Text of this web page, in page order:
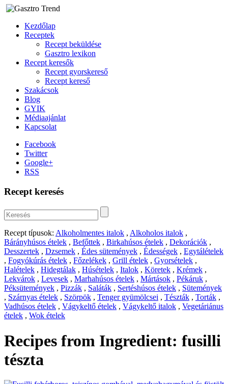
Kezdőlap
Receptek
Recept beküldése
Gasztro lexikon
Recept keresők
Recept gyorskereső
Recept kereső
Szakácsok
Blog
GYIK
Médiaajánlat
Kapcsolat
Facebook
Twitter
Google+
RSS
Recept keresés
Recept típusok: Alkoholmentes italok , Alkoholos italok ,
Bárányhúsos ételek , Befőttek , Birkahúsos ételek , Dekorációk ,
Desszertek , Dzsemek , Édes sütemények , Édességek , Egytálételek
, Fogyókúrás ételek , Főzelékek , Grill ételek , Gyorsételek ,
Halételek , Hidegtálak , Húsételek , Italok , Köretek , Krémek ,
Lekvárok , Levesek , Marhahúsos ételek , Mártások , Pékáruk ,
Péksütemények , Pizzák , Saláták , Sertéshúsos ételek , Sütemények
, Szárnyas ételek , Szörpök , Tenger gyümölcsei , Tészták , Torták ,
Vadhúsos ételek , Vágykeltő ételek , Vágykeltő italok , Vegetáriánus
ételek , Wok ételek
Recipes from Ingredient: fusilli
tészta